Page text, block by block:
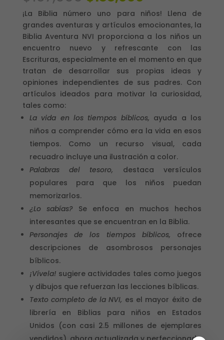
precio
original
era:
$157,000.
precio
actual
es:
$138,000.
¡La Biblia número uno para niños! Llena de
grandes aventuras y artículos emocionantes, la
Biblia Aventura NVI proporciona a los niños un
encuentro nuevo y refrescante con las
Escrituras, especialmente en el momento en que
tratan de desarrollar sus propias ideas y
opiniones independientes de sus padres. Con
artículos ideados para motivar la curiosidad,
tales como:
La vida en los tiempos bíblicos, ayuda a los
niños a comprender cómo era la vida en esos
tiempos. Como un recurso visual, cada
recuadro incluye una ilustración a color.
Palabras del tesoro, destaca versículos
populares para que los niños puedan
memorizarlos.
¿Lo sabías? Se enfoca en muchos hechos
interesantes que se encuentran en la Biblia.
Personajes de los tiempos bíblicos, ofrece
descripciones de asombrosos personajes
bíblicos.
¡Vívela! sugiere actividades tales como juegos
y dibujos que refuerzan las lecciones bíblicas.
Texto completo de la NVI, es el mayor éxito de
librería en Biblias para niños en Estados
Unidos (con casi 2.5 millones de ejemplares